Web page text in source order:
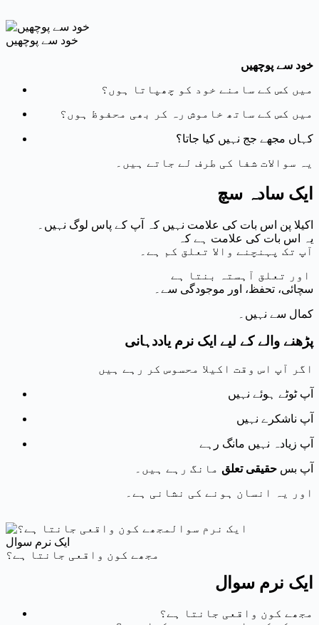
خود سے پوچھیں
خود سے پوچھیں
میں کس کے سامنے خود کو چھپاتا ہوں؟
میں کس کے ساتھ خاموش رہ کر بھی محفوظ ہوں؟
کہاں مجھے جج نہیں کیا جاتا؟
یہ سوالات شفا کی طرف لے جاتے ہیں۔
ایک سادہ سچ
اکیلا پن اس بات کی علامت نہیں کہ آپ کے پاس لوگ نہیں۔
یہ اس بات کی علامت ہے کہ
آپ تک پہنچنے والا تعلق کم ہے۔
سچائی، تحفظ، اور موجودگی سے۔
کمال سے نہیں۔
پڑھنے والے کے لیے ایک نرم یاددہانی
اگر آپ اس وقت اکیلا محسوس کر رہے ہیں
آپ ٹوٹے ہوئے نہیں
آپ ناشکرے نہیں
آپ زیادہ نہیں مانگ رہے
آپ بس حقیقی تعلق مانگ رہے ہیں۔
اور یہ انسان ہونے کی نشانی ہے۔
ایک نرم سوال
مجھے کون واقعی جانتا ہے؟
ایک نرم سوال
مجھے کون واقعی جانتا ہے؟